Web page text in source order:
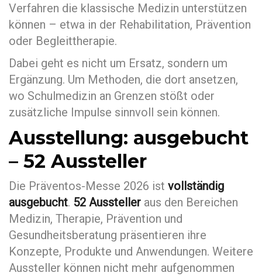
Verfahren die klassische Medizin unterstützen
können – etwa in der Rehabilitation, Prävention
oder Begleittherapie.
Dabei geht es nicht um Ersatz, sondern um
Ergänzung. Um Methoden, die dort ansetzen,
wo Schulmedizin an Grenzen stößt oder
zusätzliche Impulse sinnvoll sein können.
Ausstellung: ausgebucht
– 52 Aussteller
Die Präventos-Messe 2026 ist vollständig
ausgebucht. 52 Aussteller aus den Bereichen
Medizin, Therapie, Prävention und
Gesundheitsberatung präsentieren ihre
Konzepte, Produkte und Anwendungen. Weitere
Aussteller können nicht mehr aufgenommen